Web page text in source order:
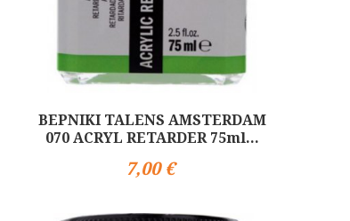
ΒΕΡΝΙΚΙ TALENS AMSTERDAM
070 ACRYL RETARDER 75ml...
7,00 €